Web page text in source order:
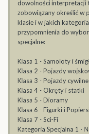
dowolności interpretacji
zobowiązany określić w
klasie i w jakich
przypomnienia do
specjalne:
Klasa 1 - Samoloty i
Klasa 2 - Pojazdy
Klasa 3 - Pojazdy cywilne
Klasa 4 - Okręty i statki
Klasa 5 - Dioramy
Klasa 6 - Figurki i
Klasa 7 - Sci-Fi
Kategoria Specjalna 1 -